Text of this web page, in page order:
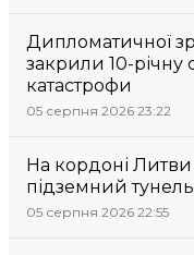
Дипломатичної
закрили 10-
катастрофи
05 серпня 2026 23:22
На кордоні
підземний тунель
05 серпня 2026 22:55